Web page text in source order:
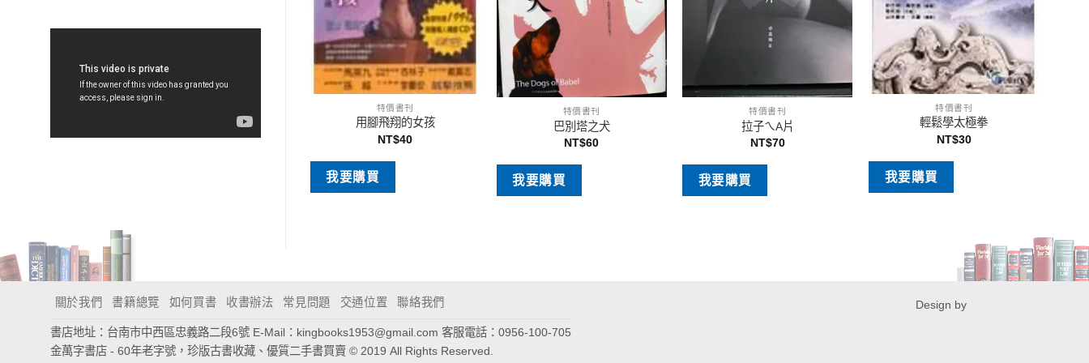
特價書刊
用腳飛翔的女孩
NT$40
我要購買
特價書刊
巴別塔之犬
NT$60
我要購買
特價書刊
拉子ㄟA片
NT$70
我要購買
特價書刊
輕鬆學太極拳
NT$30
我要購買
人生能有較少之遺憾
Design by
關於我們 書籍總覽 如何買書 收書辦法 常見問題 交通位置 聯絡我們
書店地址：台南市中西區忠義路二段6號 E-Mail： kingbooks1953@gmail.com 客服電話：0956-100-705
金萬字書店 - 60年老字號，珍版古書收藏、優質二手書買賣 © 2019 All Rights Reserved.